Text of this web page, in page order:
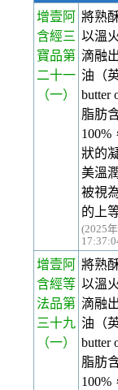
增壹阿
含經三
寶品第
二十一
（一）
將熟
以溫
滴融
油（
butter
脂肪
100%
狀的
美溫
被視
的上
(2025
增壹阿
含經等
法品第
三十九
（一）
將熟
以溫
滴融
油（
butter
脂肪
100%